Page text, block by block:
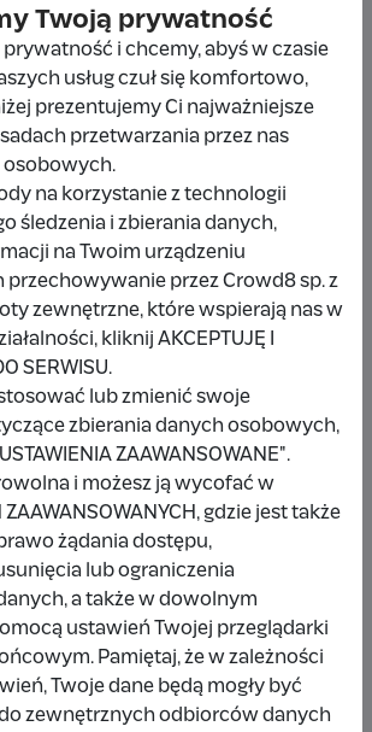
Udostępnij Zgłoś
a
anonimowa
miesiąc temu
Wordpress
7 miesięcy temu
anonimowa
rok temu
anonimowa
Twoją prywatność
prywatność i chcemy, abyś w czasie
usług czuł się komfortowo,
prezentujemy Ci najważniejsze
przetwarzania przez nas
osobowych.
na korzystanie z technologii
śledzenia i zbierania danych,
na Twoim urządzeniu
przechowywanie przez Crowd8 sp. z
zewnętrzne, które wspierają nas w
kliknij AKCEPTUJĘ I
SERWISU.
lub zmienić swoje
zbierania danych osobowych,
ZAAWANSOWANE".
i możesz ją wycofać w
ZAAWANSOWANYCH, gdzie jest także
żądania dostępu,
lub ograniczenia
a także w dowolnym
ustawień Twojej przeglądarki
Pamiętaj, że w zależności
Twoje dane będą mogły być
zewnętrznych odbiorców danych